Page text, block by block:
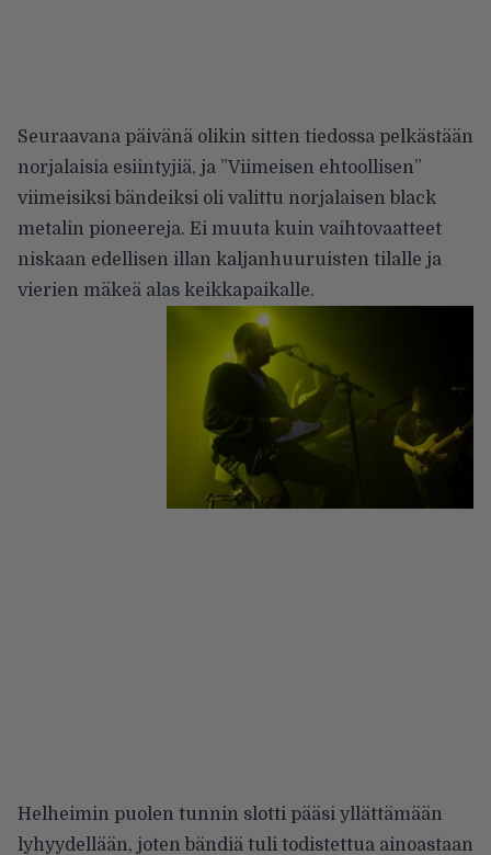
Seuraavana päivänä olikin sitten tiedossa pelkästään
norjalaisia esiintyjiä, ja ”Viimeisen ehtoollisen”
viimeisiksi bändeiksi oli valittu norjalaisen black
metalin pioneereja. Ei muuta kuin vaihtovaatteet
niskaan edellisen illan kaljanhuuruisten tilalle ja
vierien mäkeä alas keikkapaikalle.
Helheimin puolen tunnin slotti pääsi yllättämään
lyhyydellään, joten bändiä tuli todistettua ainoastaan